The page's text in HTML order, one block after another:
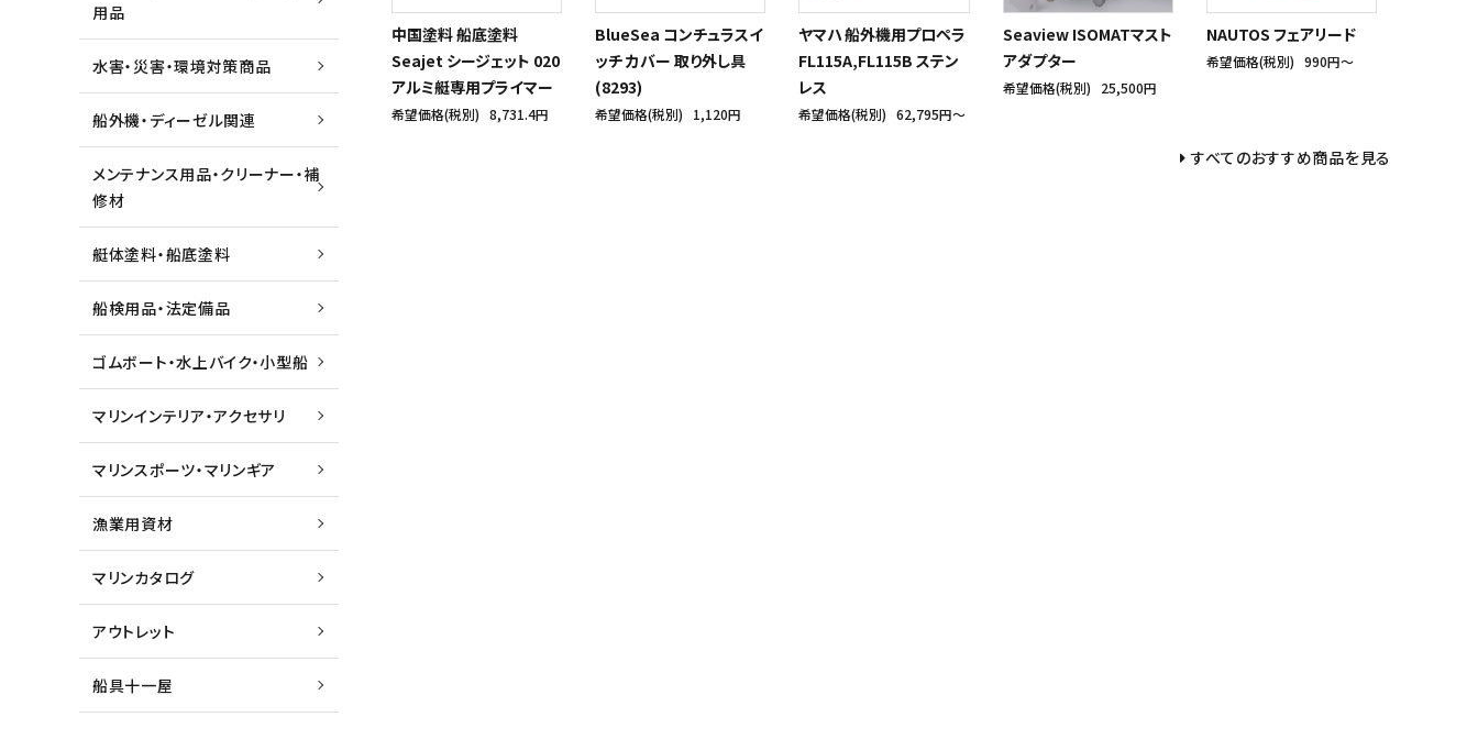
中国塗料 船底塗料
Seajet シージェット 020
アルミ艇専用プライマー
希望価格(税別) 8,731.4円
BlueSea コンチュラスイ
ッチ カバー 取り外し具
(8293)
希望価格(税別) 1,120円
ヤマハ 船外機用プロペラ
FL115A,FL115B ステン
レス
希望価格(税別) 62,795円〜
Seaview ISOMATマスト
アダプター
希望価格(税別) 25,500円
NAUTOS フェアリード
希望価格(税別) 990円〜
すべてのおすすめ商品を見る
用品
水害・災害・環境対策商品
船外機・ディーゼル関連
メンテナンス用品・クリーナー・補
修材
艇体塗料・船底塗料
船検用品・法定備品
ゴムボート・水上バイク・小型船
マリンインテリア・アクセサリ
マリンスポーツ・マリンギア
漁業用資材
マリンカタログ
アウトレット
船具十一屋